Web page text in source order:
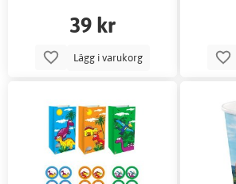
39 kr
Lägg i varukorg